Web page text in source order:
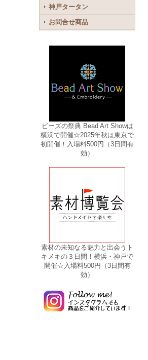
神戸タータン
お問合せ商品
ビーズの祭典 Bead Art Showは
横浜で開催☆2025年秋は東京で
初開催！入場料500円（3日間有
効）
素材の未知なる魅力と出会うト
キメキの３日間！横浜・神戸で
開催☆入場料500円（3日間有
効）